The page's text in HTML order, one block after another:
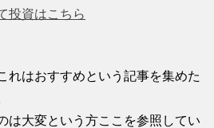
投資はこちら
れはおすすめという記事を集めた
は大変という方ここを参照してい